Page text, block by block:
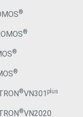
®
®
®
®
®VN301 plus
®VN2020